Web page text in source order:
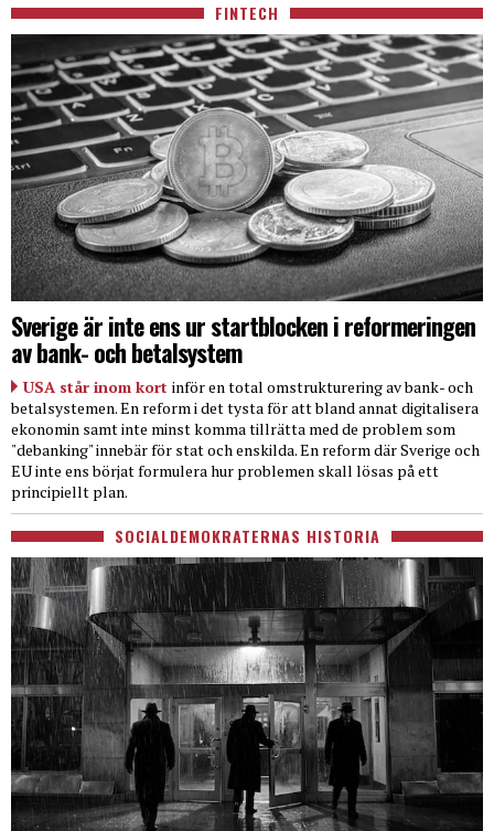
FINTECH
Sverige är inte ens ur startblocken i reformeringen
av bank- och betalsystem
USA står inom kort inför en total omstrukturering av bank- och
betalsystemen. En reform i det tysta för att bland annat digitalisera
ekonomin samt inte minst komma tillrätta med de problem som
"debanking" innebär för stat och enskilda. En reform där Sverige och
EU inte ens börjat formulera hur problemen skall lösas på ett
principiellt plan.
SOCIALDEMOKRATERNAS HISTORIA